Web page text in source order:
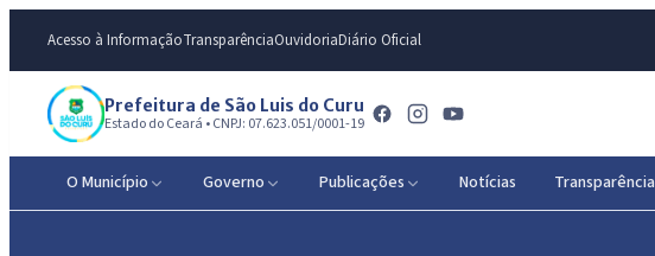
Acesso à InformaçãoTransparênciaOuvidoriaDiário Oficial
Prefeitura de São Luis do Curu
Estado do Ceará • CNPJ: 07.623.051/0001-19
O Município Governo Publicações Notícias Transparência